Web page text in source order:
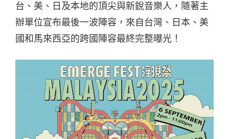
台、美、日及本地的頂尖與新銳音樂人，隨著主
辦單位宣布最後一波陣容，來自台灣、日本、美
國和馬來西亞的跨國陣容最終完整曝光！